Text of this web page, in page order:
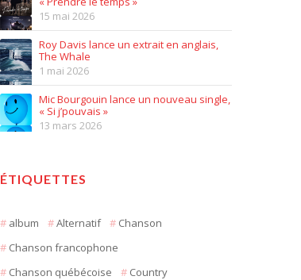
15 mai 2026
Roy Davis lance un extrait en anglais,
The Whale
1 mai 2026
Mic Bourgouin lance un nouveau single,
« Si j’pouvais »
13 mars 2026
ÉTIQUETTES
album Alternatif
Chanson
Chanson francophone
Chanson québécoise
Country